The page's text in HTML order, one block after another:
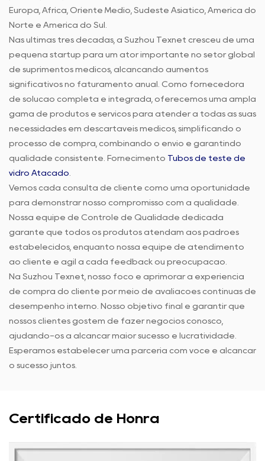
Europa, África, Oriente Médio, Sudeste Asiático, América do
Norte e América do Sul.
Nas últimas três décadas, a Suzhou Texnet cresceu de uma
pequena startup para um ator importante no setor global
de suprimentos médicos, alcançando aumentos
significativos no faturamento anual. Como fornecedora
de solução completa e integrada, oferecemos uma ampla
gama de produtos e serviços para atender a todas as suas
necessidades em descartáveis médicos, simplificando o
processo de compra, combinando o envio e garantindo
qualidade consistente. Fornecimento Tubos de teste de
vidro Atacado
Vemos cada consulta de cliente como uma oportunidade
para demonstrar nosso compromisso com a qualidade.
Nossa equipe de Controle de Qualidade dedicada
garante que todos os produtos atendam aos padrões
estabelecidos, enquanto nossa equipe de atendimento
ao cliente é ágil a cada feedback ou preocupação.
Na Suzhou Texnet, nosso foco é aprimorar a experiência
de compra do cliente por meio de avaliações contínuas de
desempenho interno. Nosso objetivo final é garantir que
nossos clientes gostem de fazer negócios conosco,
ajudando-os a alcançar maior sucesso e lucratividade.
Esperamos estabelecer uma parceria com você e alcançar
o sucesso juntos.
Certificado de Honra